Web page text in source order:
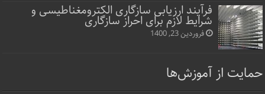
فرآیند ارزیابی سازگاری الکترومغناطیسی و
شرایط لازم برای احراز سازگاری
فروردین 23, 1400
حمایت از آموزش‌ها